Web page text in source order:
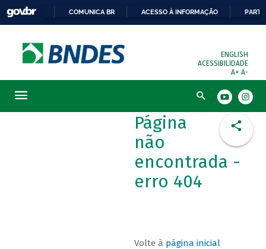
COMUNICA BR ACESSO À INFORMAÇÃO
ENGLISH
ACESSIBILIDADE
A+ A-
Busca
Página
não
encontrada -
erro 404
Volte à página inicial